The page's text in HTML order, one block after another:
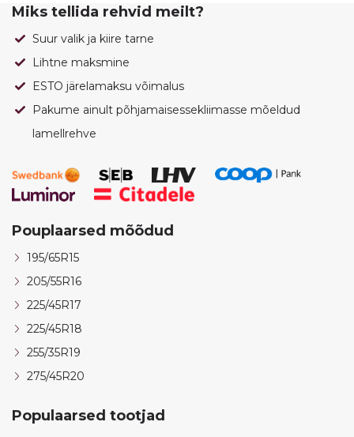
Miks tellida rehvid meilt?
Suur valik ja kiire tarne
Lihtne maksmine
ESTO järelamaksu võimalus
Pakume ainult põhjamaisessekliimasse mõeldud
lamellrehve
Pouplaarsed mõõdud
195/65R15
205/55R16
225/45R17
225/45R18
255/35R19
275/45R20
Populaarsed tootjad